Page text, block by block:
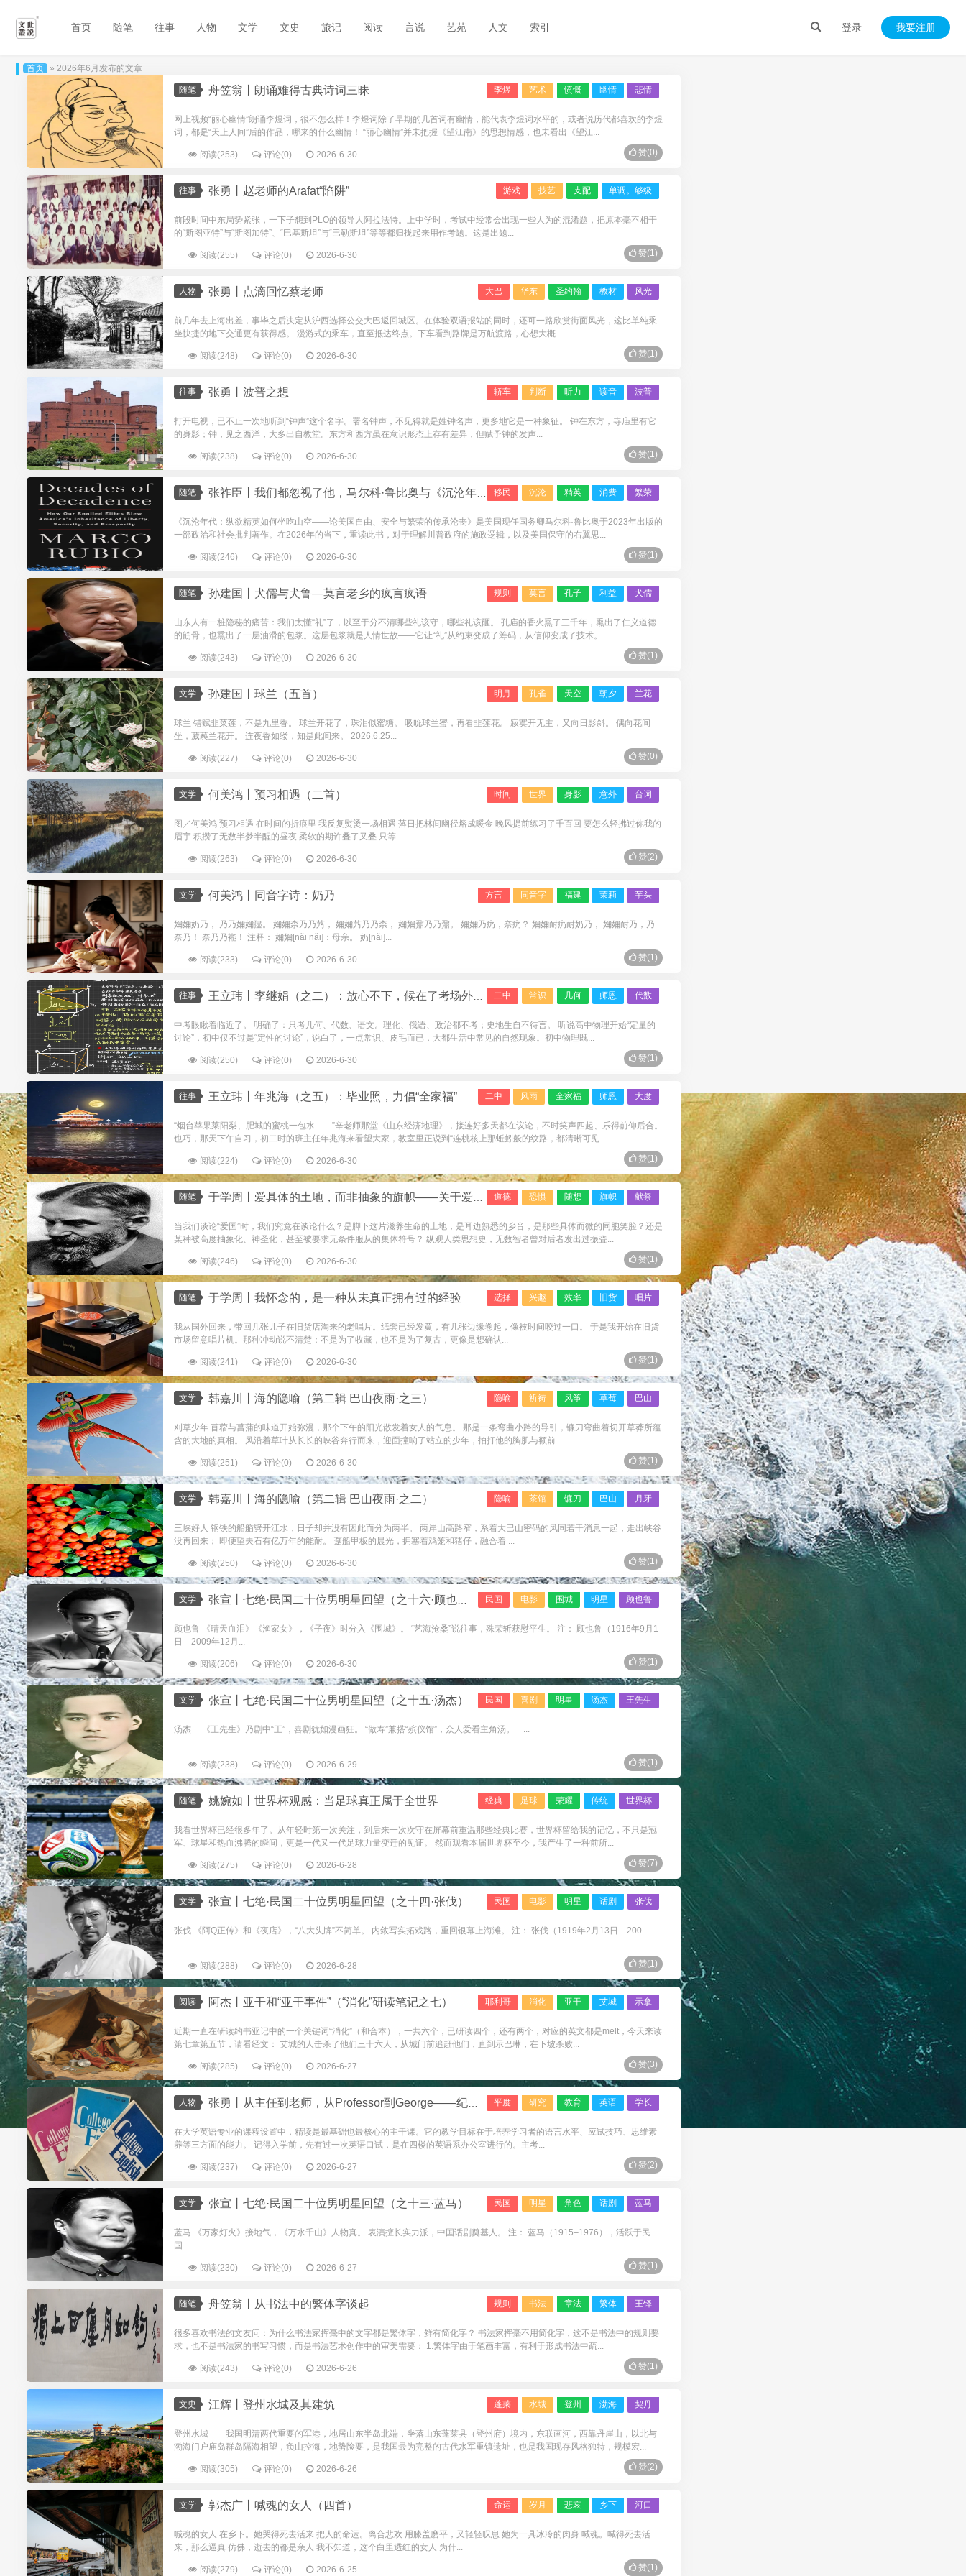
登录 我要注册
首页 随笔 往事 人物 文学 文史 旅记 阅读 言说 艺苑 人文 索引
首页 » 2026年6月发布的文章
随笔 李煜 艺术 愤慨 幽情 悲情
舟笠翁丨朗诵难得古典诗词三昧
网上视频“丽心幽情”朗诵李煜词，很不怎么样！李煜词除了早期的几首词有幽情，能代表李煜词水平的，或者说历代都喜欢的李煜
词，都是“天上人间”后的作品，哪来的什么幽情！ “丽心幽情”并未把握《望江南》的思想情感，也未看出《望江...
阅读(253) 评论(0) 2026-6-30 赞(0)
往事 游戏 技艺 支配 单调。够级
张勇丨赵老师的Arafat“陷阱”
前段时间中东局势紧张，一下子想到PLO的领导人阿拉法特。上中学时，考试中经常会出现一些人为的混淆题，把原本毫不相干
的“斯图亚特”与“斯图加特”、“巴基斯坦”与“巴勒斯坦”等等都归拢起来用作考题。这是出题...
阅读(255) 评论(0) 2026-6-30 赞(1)
人物 大巴 华东 圣约翰 教材 风光
张勇丨点滴回忆蔡老师
前几年去上海出差，事毕之后决定从沪西选择公交大巴返回城区。在体验双语报站的同时，还可一路欣赏街面风光，这比单纯乘
坐快捷的地下交通更有获得感。 漫游式的乘车，直至抵达终点。下车看到路牌是万航渡路，心想大概...
阅读(248) 评论(0) 2026-6-30 赞(1)
往事 轿车 判断 听力 读音 波普
张勇丨波普之想
打开电视，已不止一次地听到“钟声”这个名字。署名钟声，不见得就是姓钟名声，更多地它是一种象征。 钟在东方，寺庙里有它
的身影；钟，见之西洋，大多出自教堂。东方和西方虽在意识形态上存有差异，但赋予钟的发声...
阅读(238) 评论(0) 2026-6-30 赞(1)
随笔 移民 沉沦 精英 消费 繁荣
张祚臣丨我们都忽视了他，马尔科·鲁比奥与《沉沦年代》
《沉沦年代：纵欲精英如何坐吃山空——论美国自由、安全与繁荣的传承沦丧》是美国现任国务卿马尔科·鲁比奥于2023年出版的
一部政治和社会批判著作。在2026年的当下，重读此书，对于理解川普政府的施政逻辑，以及美国保守的右翼思...
阅读(246) 评论(0) 2026-6-30 赞(1)
随笔 规则 莫言 孔子 利益 犬儒
孙建国丨犬儒与犬鲁—莫言老乡的疯言疯语
山东人有一桩隐秘的痛苦：我们太懂“礼”了，以至于分不清哪些礼该守，哪些礼该砸。 孔庙的香火熏了三千年，熏出了仁义道德
的筋骨，也熏出了一层油滑的包浆。这层包浆就是人情世故——它让“礼”从约束变成了筹码，从信仰变成了技术。...
阅读(243) 评论(0) 2026-6-30 赞(1)
文学 明月 孔雀 天空 朝夕 兰花
孙建国丨球兰（五首）
球兰 错赋韭菜莲，不是九里香。 球兰开花了，珠泪似蜜糖。 吸吮球兰蜜，再看韭莲花。 寂寞开无主，又向日影斜。 偶向花间
坐，葳蕤兰花开。 连夜香如缕，知是此间来。 2026.6.25...
阅读(227) 评论(0) 2026-6-30 赞(0)
文学 时间 世界 身影 意外 台词
何美鸿丨预习相遇（二首）
图／何美鸿 预习相遇 在时间的折痕里 我反复熨烫一场相遇 落日把林间幽径熔成暖金 晚风提前练习了千百回 要怎么轻拂过你我的
眉宇 积攒了无数半梦半醒的昼夜 柔软的期许叠了又叠 只等...
阅读(263) 评论(0) 2026-6-30 赞(2)
文学 方言 同音字 福建 茉莉 芋头
何美鸿丨同音字诗：奶乃
嬭嬭奶乃， 乃乃嬭嬭孻。 嬭嬭柰乃乃艿， 嬭嬭艿乃乃柰， 嬭嬭鼐乃乃鼐。 嬭嬭乃疓，奈疓？ 嬭嬭耐疓耐奶乃， 嬭嬭耐乃，乃
奈乃！ 奈乃乃褦！ 注释： 嬭嬭[nǎi nǎi]：母亲。 奶[nǎi]...
阅读(233) 评论(0) 2026-6-30 赞(1)
往事 二中 常识 几何 师恩 代数
王立玮丨李继娟（之二）：放心不下，候在了考场外（《师恩如山60年——青岛二中园丁追记》之二十四）
中考眼瞅着临近了。 明确了：只考几何、代数、语文。理化、俄语、政治都不考；史地生自不待言。 听说高中物理开始“定量的
讨论”，初中仅不过是“定性的讨论”，说白了，一点常识、皮毛而已，大都生活中常见的自然现象。初中物理既...
阅读(250) 评论(0) 2026-6-30 赞(1)
往事 二中 风雨 全家福 师恩 大度
王立玮丨年兆海（之五）：毕业照，力倡“全家福”（《师恩如山60年——青岛二中园丁追记》之二十三）
“烟台苹果莱阳梨、肥城的蜜桃一包水……”辛老师那堂《山东经济地理》，接连好多天都在议论，不时笑声四起、乐得前仰后合。
也巧，那天下午自习，初二时的班主任年兆海来看望大家，教室里正说到“连桃核上那蚯蚓般的纹路，都清晰可见...
阅读(224) 评论(0) 2026-6-30 赞(1)
随笔 道德 恐惧 随想 旗帜 献祭
于学周丨爱具体的土地，而非抽象的旗帜——关于爱国与狭隘民族主义的随想
当我们谈论“爱国”时，我们究竟在谈论什么？是脚下这片滋养生命的土地，是耳边熟悉的乡音，是那些具体而微的同胞笑脸？还是
某种被高度抽象化、神圣化，甚至被要求无条件服从的集体符号？ 纵观人类思想史，无数智者曾对后者发出过振聋...
阅读(246) 评论(0) 2026-6-30 赞(1)
随笔 选择 兴趣 效率 旧货 唱片
于学周丨我怀念的，是一种从未真正拥有过的经验
我从国外回来，带回几张儿子在旧货店淘来的老唱片。纸套已经发黄，有几张边缘卷起，像被时间咬过一口。 于是我开始在旧货
市场留意唱片机。那种冲动说不清楚：不是为了收藏，也不是为了复古，更像是想确认...
阅读(241) 评论(0) 2026-6-30 赞(1)
文学 隐喻 祈祷 风筝 草莓 巴山
韩嘉川丨海的隐喻（第二辑 巴山夜雨·之三）
刈草少年 苜蓿与菖蒲的味道开始弥漫，那个下午的阳光散发着女人的气息。 那是一条弯曲小路的导引，镰刀弯曲着切开草莽所蕴
含的大地的真相。 风沿着草叶从长长的峡谷奔行而来，迎面撞响了站立的少年，拍打他的胸肌与额前...
阅读(251) 评论(0) 2026-6-30 赞(1)
文学 隐喻 茶馆 镰刀 巴山 月牙
韩嘉川丨海的隐喻（第二辑 巴山夜雨·之二）
三峡好人 钢铁的船艏劈开江水，日子却并没有因此而分为两半。 两岸山高路窄，系着大巴山密码的风同若干消息一起，走出峡谷
没再回来； 即便望夫石有亿万年的能耐。 趸船甲板的晨光，拥塞着鸡笼和猪仔，融合着 ...
阅读(250) 评论(0) 2026-6-30 赞(1)
文学 民国 电影 围城 明星 顾也鲁
张宣丨七绝·民国二十位男明星回望（之十六·顾也鲁）
顾也鲁 《晴天血泪》《渔家女》，《子夜》时分入《围城》。 “艺海沧桑”说往事，殊荣斩获慰平生。 注： 顾也鲁（1916年9月1
日—2009年12月...
阅读(206) 评论(0) 2026-6-30 赞(1)
文学 民国 喜剧 明星 汤杰 王先生
张宣丨七绝·民国二十位男明星回望（之十五·汤杰）
汤杰 《王先生》乃剧中“王”，喜剧犹如漫画狂。 “做寿”兼搭“殡仪馆”，众人爱看主角汤。 ...
阅读(238) 评论(0) 2026-6-29 赞(1)
随笔 经典 足球 荣耀 传统 世界杯
姚婉如丨世界杯观感：当足球真正属于全世界
我看世界杯已经很多年了。从年轻时第一次关注，到后来一次次守在屏幕前重温那些经典比赛，世界杯留给我的记忆，不只是冠
军、球星和热血沸腾的瞬间，更是一代又一代足球力量变迁的见证。 然而观看本届世界杯至今，我产生了一种前所...
阅读(275) 评论(0) 2026-6-28 赞(7)
文学 民国 电影 明星 话剧 张伐
张宣丨七绝·民国二十位男明星回望（之十四·张伐）
张伐 《阿Q正传》和《夜店》，“八大头牌”不简单。 内敛写实拓戏路，重回银幕上海滩。 注： 张伐（1919年2月13日—200...
阅读(288) 评论(0) 2026-6-28 赞(1)
阅读 耶利哥 消化 亚干 艾城 示拿
阿杰丨亚干和“亚干事件”（“消化”研读笔记之七）
近期一直在研读约书亚记中的一个关键词“消化”（和合本），一共六个，已研读四个，还有两个，对应的英文都是melt，今天来读
第七章第五节，请看经文： 艾城的人击杀了他们三十六人，从城门前追赶他们，直到示巴琳，在下坡杀败...
阅读(285) 评论(0) 2026-6-27 赞(3)
人物 平度 研究 教育 英语 学长
张勇丨从主任到老师，从Professor到George——纪念邱兆杰先生
在大学英语专业的课程设置中，精读是最基础也最核心的主干课。它的教学目标在于培养学习者的语言水平、应试技巧、思维素
养等三方面的能力。 记得入学前，先有过一次英语口试，是在四楼的英语系办公室进行的。主考...
阅读(237) 评论(0) 2026-6-27 赞(2)
文学 民国 明星 角色 话剧 蓝马
张宣丨七绝·民国二十位男明星回望（之十三·蓝马）
蓝马 《万家灯火》接地气，《万水千山》人物真。 表演擅长实力派，中国话剧奠基人。 注： 蓝马（1915–1976），活跃于民
国...
阅读(230) 评论(0) 2026-6-27 赞(1)
随笔 规则 书法 章法 繁体 王铎
舟笠翁丨从书法中的繁体字谈起
很多喜欢书法的文友问：为什么书法家挥毫中的文字都是繁体字，鲜有简化字？ 书法家挥毫不用简化字，这不是书法中的规则要
求，也不是书法家的书写习惯，而是书法艺术创作中的审美需要： 1.繁体字由于笔画丰富，有利于形成书法中疏...
阅读(243) 评论(0) 2026-6-26 赞(1)
文史 蓬莱 水城 登州 渤海 契丹
江辉丨登州水城及其建筑
登州水城——我国明清两代重要的军港，地居山东半岛北端，坐落山东蓬莱县（登州府）境内，东联画河，西靠丹崖山，以北与
渤海门户庙岛群岛隔海相望，负山控海，地势险要，是我国最为完整的古代水军重镇遗址，也是我国现存风格独特，规模宏...
阅读(305) 评论(0) 2026-6-26 赞(2)
文学 命运 岁月 悲哀 乡下 河口
郭杰广丨喊魂的女人（四首）
喊魂的女人 在乡下。她哭得死去活来 把人的命运。离合悲欢 用膝盖磨平，又轻轻叹息 她为一具冰冷的肉身 喊魂。喊得死去活
来，那么逼真 仿佛，逝去的都是亲人 我不知道，这个白里透红的女人 为什...
阅读(279) 评论(0) 2026-6-25 赞(1)